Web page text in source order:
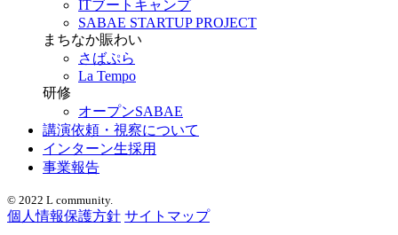
ITブートキャンプ
SABAE STARTUP PROJECT
まちなか賑わい
さばぷら
La Tempo
研修
オープンSABAE
講演依頼・視察について
インターン生採用
事業報告
© 2022 L community.
個人情報保護方針 サイトマップ